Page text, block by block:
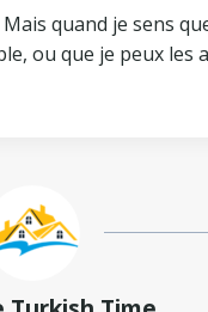
quand je sens
ou que je peux les